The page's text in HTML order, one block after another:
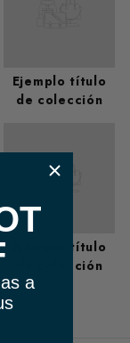
Ejemplo título
de colección
Ejemplo título
de colección
a